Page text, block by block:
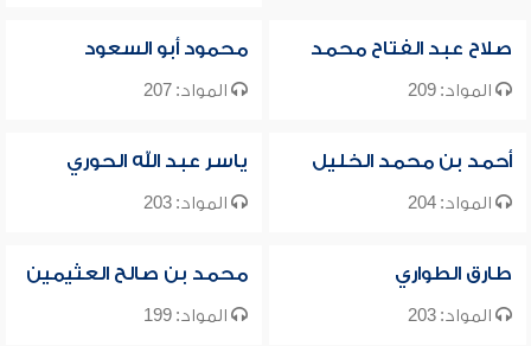
صلاح عبد الفتاح محمد
المواد: 209
محمود أبو السعود
المواد: 207
أحمد بن محمد الخليل
المواد: 204
ياسر عبد الله الحوري
المواد: 203
طارق الطواري
المواد: 203
محمد بن صالح العثيمين
المواد: 199